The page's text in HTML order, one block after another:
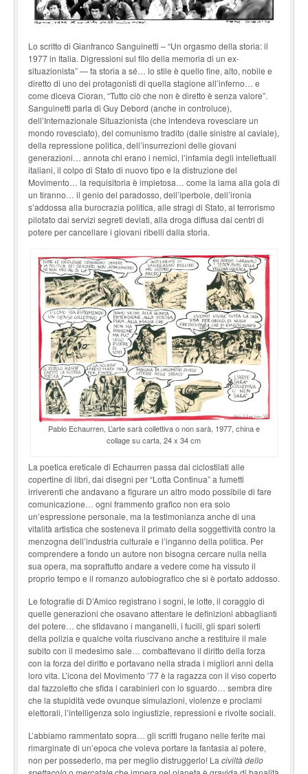
Lo scritto di Gianfranco Sanguinetti – “Un orgasmo della storia: il
1977 in Italia. Digressioni sul filo della memoria di un ex-
situazionista” — fa storia a sé… lo stile è quello fine, alto, nobile e
diretto di uno dei protagonisti di quella stagione all’inferno… e
come diceva Cioran, “Tutto ciò che non è diretto è senza valore”.
Sanguinetti parla di Guy Debord (anche in controluce),
dell’Internazionale Situazionista (che intendeva rovesciare un
mondo rovesciato), del comunismo tradito (dalle sinistre al caviale),
della repressione politica, dell’insurrezioni delle giovani
generazioni… annota chi erano i nemici, l’infamia degli intellettuali
italiani, il colpo di Stato di nuovo tipo e la distruzione del
Movimento… la requisitoria è impietosa… come la lama alla gola di
un tiranno… il genio del paradosso, dell’iperbole, dell’ironia
s’addossa alla burocrazia politica, alle stragi di Stato, al terrorismo
pilotato dai servizi segreti deviati, alla droga diffusa dai centri di
potere per cancellare i giovani ribelli dalla storia.
Pablo Echaurren, L’arte sarà collettiva o non sarà, 1977, china e
collage su carta, 24 x 34 cm
La poetica ereticale di Echaurren passa dai ciclostilati alle
copertine di libri, dai disegni per “Lotta Continua” a fumetti
irriverenti che andavano a figurare un altro modo possibile di fare
comunicazione… ogni frammento grafico non era solo
un’espressione personale, ma la testimonianza anche di una
vitalità artistica che sosteneva il primato della soggettività contro la
menzogna dell’industria culturale e l’inganno della politica. Per
comprendere a fondo un autore non bisogna cercare nulla nella
sua opera, ma soprattutto andare a vedere come ha vissuto il
proprio tempo e il romanzo autobiografico che si è portato addosso.
Le fotografie di D’Amico registrano i sogni, le lotte, il coraggio di
quelle generazioni che osavano attentare le definizioni abbaglianti
del potere… che sfidavano i manganelli, i fucili, gli spari solerti
della polizia e qualche volta riuscivano anche a restituire il male
subito con il medesimo sale… combattevano il diritto della forza
con la forza del diritto e portavano nella strada i migliori anni della
loro vita. L’icona del Movimento ’77 è la ragazza con il viso coperto
dal fazzoletto che sfida i carabinieri con lo sguardo… sembra dire
che la stupidità vede ovunque simulazioni, violenze e proclami
elettorali, l’intelligenza solo ingiustizie, repressioni e rivolte sociali.
L’abbiamo rammentato sopra… gli scritti frugano nelle ferite mai
rimarginate di un’epoca che voleva portare la fantasia al potere,
non per possederlo, ma per meglio distruggerlo! La civiltà dello